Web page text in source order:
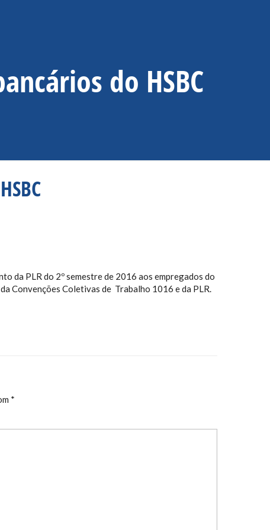
do HSBC
da PLR do 2º semestre de 2016 aos empregados do
Convenções Coletivas de Trabalho 1016 e da PLR.
*